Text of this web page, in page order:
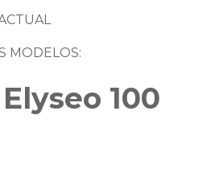
MODELOS:
100